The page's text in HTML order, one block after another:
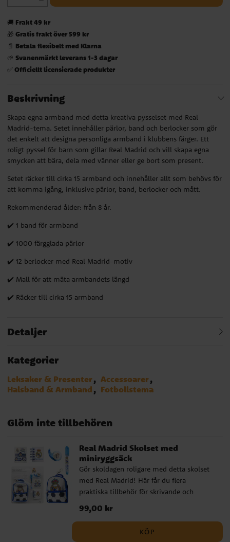
🚚 Frakt 49 kr
🎁 Gratis frakt över 599 kr
📄 Betala flexibelt med Klarna
🌱 Svanenmärkt leverans 1-3 dagar
✅ Officiellt licensierade produkter
Beskrivning
Skapa egna armband med detta kreativa pysselset med Real
Madrid-tema. Setet innehåller pärlor, band och berlocker som gör
det enkelt att designa personliga armband i klubbens färger. Ett
roligt pyssel för barn som gillar Real Madrid och vill skapa egna
smycken att bära, dela med vänner eller ge bort som present.
Setet räcker till cirka 15 armband och innehåller allt som behövs för
att komma igång, inklusive pärlor, band, berlocker och mått.
Rekommenderad ålder: från 8 år.
✔️ 1 band för armband
✔️ 1000 färgglada pärlor
✔️ 12 berlocker med Real Madrid-motiv
✔️ Mall för att mäta armbandets längd
✔️ Räcker till cirka 15 armband
Detaljer
Kategorier
Leksaker & Presenter
Accessoarer
Halsband & Armband
Fotbollstema
Glöm inte tillbehören
Real Madrid Skolset med
miniryggsäck
Gör skoldagen roligare med detta skolset
med Real Madrid! Här får du flera
praktiska tillbehör för skrivande och
pyssel, alla med fotbollsmotiv. Setet
innehåller bland annat en miniryggsäck
skolartiklar. ✔️ Nyckelring i form av
Pris :99,00 kr
99,00 kr
KÖP